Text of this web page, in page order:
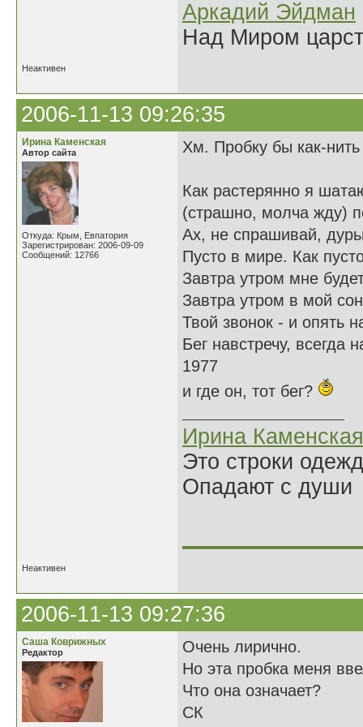
Аркадий Эйдман
Над Миром
Неактивен
2006-11-13 09:26:35
Ирина Каменская
Автор сайта
Откуда: Крым, Евпатория
Зарегистрирован: 2006-09-09
Сообщений: 12766
Хм. Пробку бы как-нить
Как растерянно я
(страшно, молча жду)
Ах, не спрашивай,
Пусто в мире. Как
Завтра утром мне
Завтра утром в мой
Твой звонок - и опять
Бег навстречу, всегда
1977
и где он, тот бег?
Ирина Каменская
Это строки
Опадают с души
Неактивен
2006-11-13 09:27:36
Саша Коврижных
Редактор
Очень лирично.
Но эта пробка меня
Что она означает?
СК